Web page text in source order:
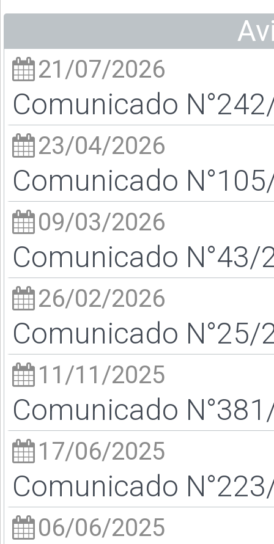
21/07/2026
Comunicado
23/04/2026
Comunicado
09/03/2026
Comunicado N°43/
26/02/2026
Comunicado N°25/
11/11/2025
Comunicado
17/06/2025
Comunicado
06/06/2025